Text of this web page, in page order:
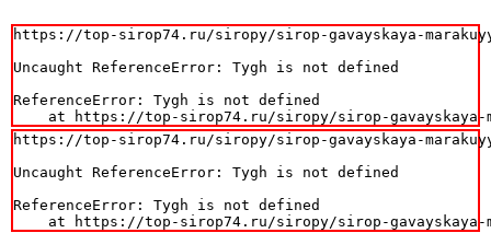
https://top-sirop74.ru/siropy/sirop-gavayskaya-
Uncaught ReferenceError: Tygh is not defined
ReferenceError: Tygh is not defined
at https://top-sirop74.ru/siropy/sirop-
https://top-sirop74.ru/siropy/sirop-gavayskaya-
Uncaught ReferenceError: Tygh is not defined
ReferenceError: Tygh is not defined
at https://top-sirop74.ru/siropy/sirop-